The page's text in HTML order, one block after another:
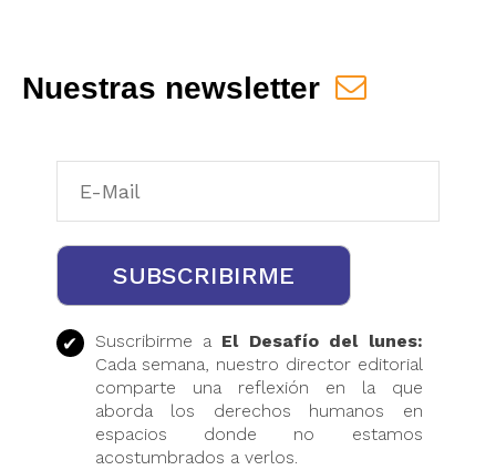
Nuestras newsletter
Suscribirme a El Desafío del lunes:
Cada semana, nuestro director editorial
comparte una reflexión en la que
aborda los derechos humanos en
espacios donde no estamos
acostumbrados a verlos.